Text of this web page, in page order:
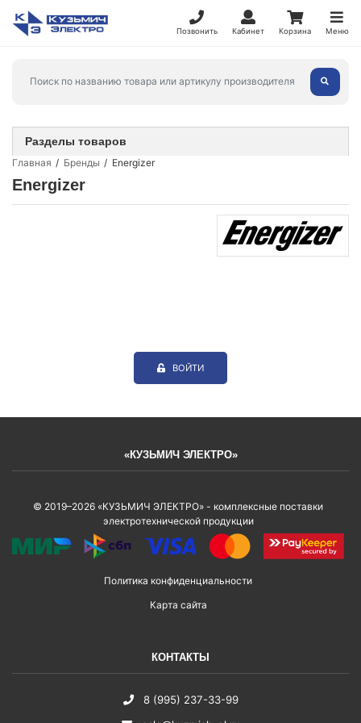
Позвонить Кабинет Корзина Меню
Главная Бренды Energizer
Energizer
Разделы товаров
ВОЙТИ
«КУЗЬМИЧ ЭЛЕКТРО»
© 2019–2026 «КУЗЬМИЧ ЭЛЕКТРО» - комплексные поставки
электротехнической продукции
Политика конфиденциальности
Карта сайта
КОНТАКТЫ
8 (995) 237-33-99